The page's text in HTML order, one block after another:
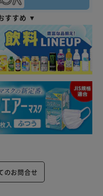
すすめ ▼
のお問合せ